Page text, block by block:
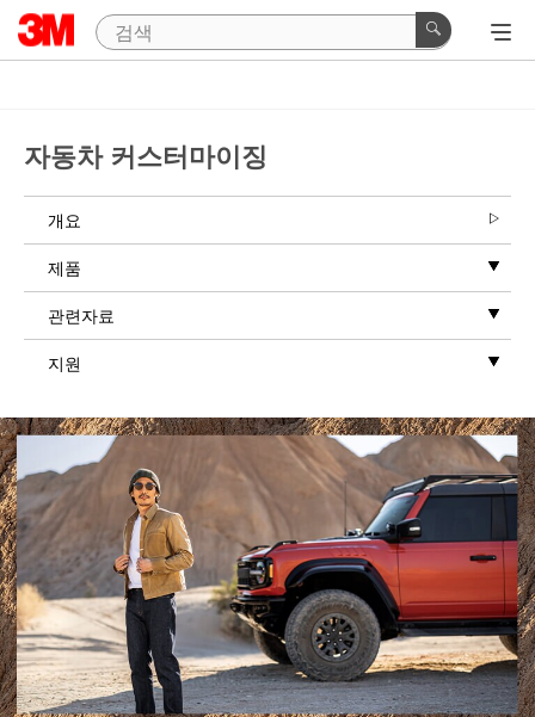
자동차 커스터마이징
개요
제품
관련자료
지원